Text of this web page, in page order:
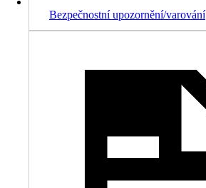
Bezpečnostní upozornění/varování